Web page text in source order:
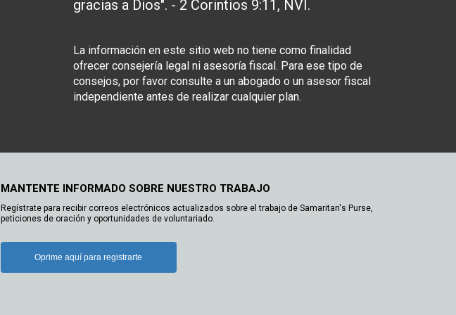
gracias a Dios". - 2 Corintios 9:11, NVI.
La información en este sitio web no tiene como finalidad
ofrecer consejería legal ni asesoría fiscal. Para ese tipo de
consejos, por favor consulte a un abogado o un asesor fiscal
independiente antes de realizar cualquier plan.
MANTENTE INFORMADO SOBRE NUESTRO TRABAJO
Regístrate para recibir correos electrónicos actualizados sobre el trabajo de Samaritan's Purse,
peticiones de oración y oportunidades de voluntariado.
Oprime aquí para registrarte